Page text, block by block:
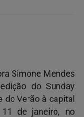
Simone Mendes
do Sunday
do Verão à capital
11 de janeiro, no